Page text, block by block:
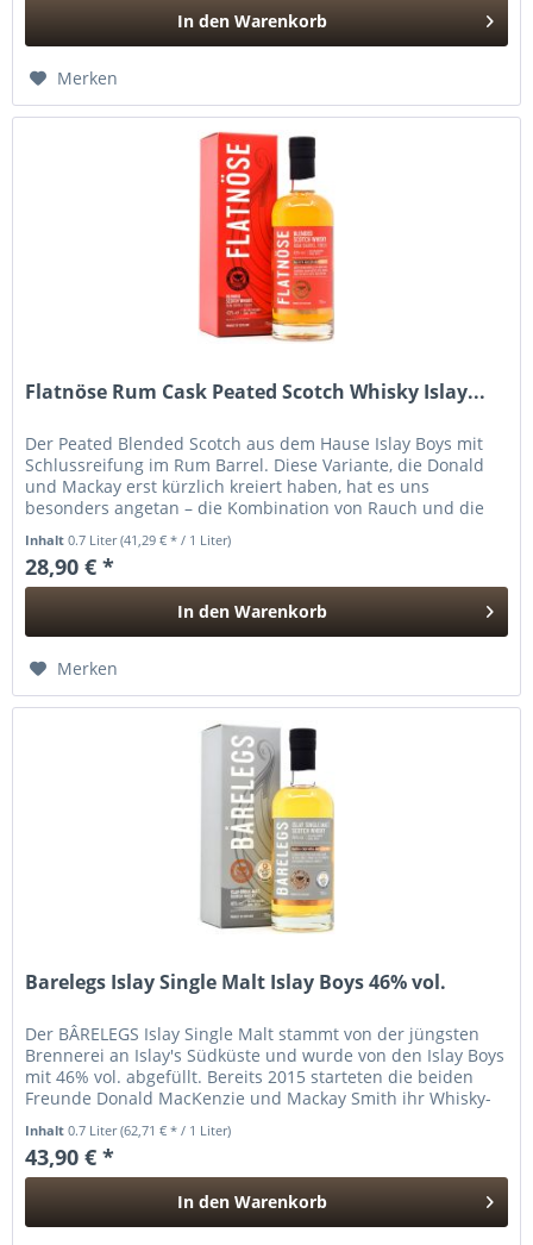
In den Warenkorb
Merken
Flatnöse Rum Cask Peated Scotch Whisky Islay...
Der Peated Blended Scotch aus dem Hause Islay Boys mit
Schlussreifung im Rum Barrel. Diese Variante, die Donald
und Mackay erst kürzlich kreiert haben, hat es uns
besonders angetan – die Kombination von Rauch und die
Inhalt0.7 Liter(41,29 € * / 1 Liter)
28,90 € *
In den Warenkorb
Merken
Barelegs Islay Single Malt Islay Boys 46% vol.
Der BÂRELEGS Islay Single Malt stammt von der jüngsten
Brennerei an Islay's Südküste und wurde von den Islay Boys
mit 46% vol. abgefüllt. Bereits 2015 starteten die beiden
Freunde Donald MacKenzie und Mackay Smith ihr Whisky-
Inhalt0.7 Liter(62,71 € * / 1 Liter)
43,90 € *
In den Warenkorb